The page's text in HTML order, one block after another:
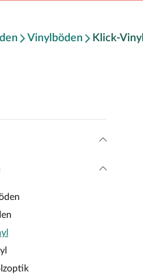
Vinylböden Klick-Vinyl